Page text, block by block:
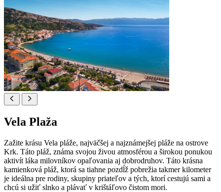
Vela Plaža
Zažite krásu Vela pláže, najväčšej a najznámejšej pláže na ostrove
Krk. Táto pláž, známa svojou živou atmosférou a širokou ponukou
aktivít láka milovníkov opaľovania aj dobrodruhov. Táto krásna
kamienková pláž, ktorá sa tiahne pozdĺž pobrežia takmer kilometer
je ideálna pre rodiny, skupiny priateľov a tých, ktorí cestujú sami a
chcú si užiť slnko a plávať v krištáľovo čistom mori.